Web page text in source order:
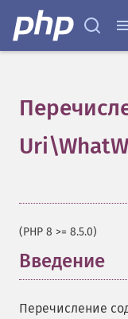
(PHP 8 >= 8.5.0)
Введение
Перечисление